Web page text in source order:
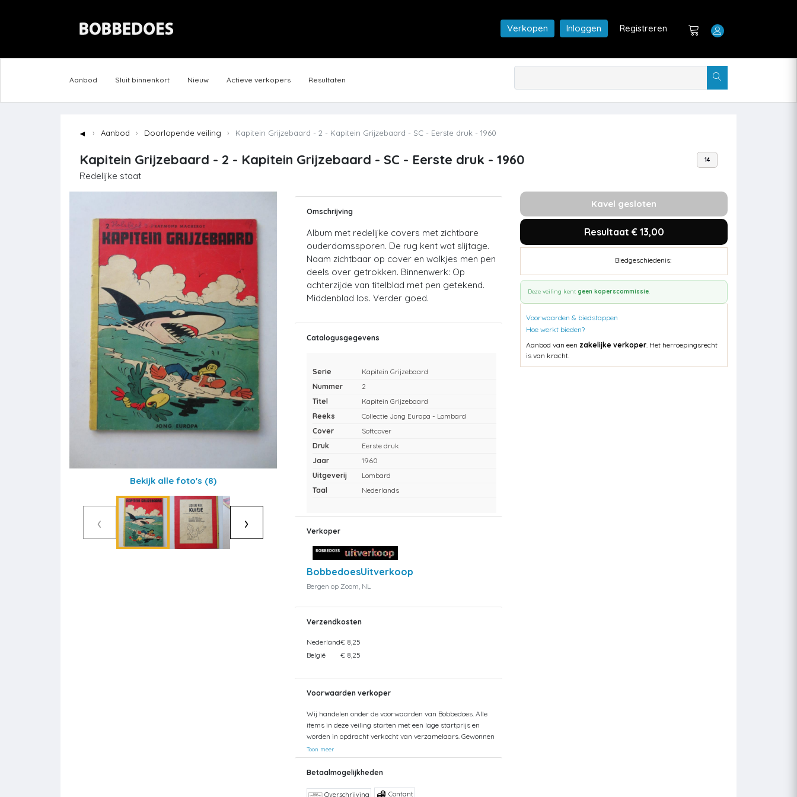
Verkopen Inloggen Registreren
Aanbod Sluit binnenkort Nieuw Actieve verkopers Resultaten
◄ Aanbod Doorlopende veiling Kapitein Grijzebaard - 2 - Kapitein Grijzebaard - SC - Eerste druk - 1960
Kapitein Grijzebaard - 2 - Kapitein Grijzebaard - SC - Eerste druk - 1960
Redelijke staat
14
Bekijk alle foto's (8)
‹ ›
Omschrijving
Album met redelijke covers met zichtbare
ouderdomssporen. De rug kent wat slijtage.
Naam zichtbaar op cover en wolkjes men pen
deels over getrokken. Binnenwerk: Op
achterzijde van titelblad met pen getekend.
Middenblad los. Verder goed.
Catalogusgegevens
Serie
Kapitein Grijzebaard
Nummer
2
Titel
Kapitein Grijzebaard
Reeks
Collectie Jong Europa - Lombard
Cover
Softcover
Druk
Eerste druk
Jaar
1960
Uitgeverij
Lombard
Taal
Nederlands
Verkoper
BobbedoesUitverkoop
Bergen op Zoom, NL
Verzendkosten
Nederland€ 8,25
België
€ 8,25
Voorwaarden verkoper
Wij handelen onder de voorwaarden van Bobbedoes. Alle
items in deze veiling starten met een lage startprijs en
worden in opdracht verkocht van verzamelaars. Gewonnen
kavels kunnen tevens worden opgehaald. Uw aankopen
worden gecombineerd verzonden om hoge verzendkosten
te kunnen beperken. Zendingen worden gedaan vanuit
hoger dan €75 wordt een aangetekende zending
Toon meer
Betaalmogelijkheden
Overschrijving Contant
Kavel gesloten
Resultaat € 13,00
Biedgeschiedenis:
Deze veiling kent geen koperscommissie.
Voorwaarden & biedstappen
Hoe werkt bieden?
Aanbod van een zakelijke verkoper. Het herroepingsrecht
is van kracht.